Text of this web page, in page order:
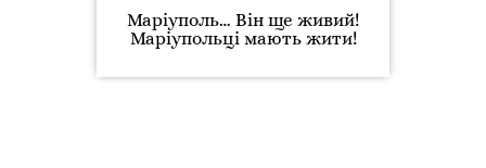
Маріуполь… Він ще живий!
Маріупольці мають жити!